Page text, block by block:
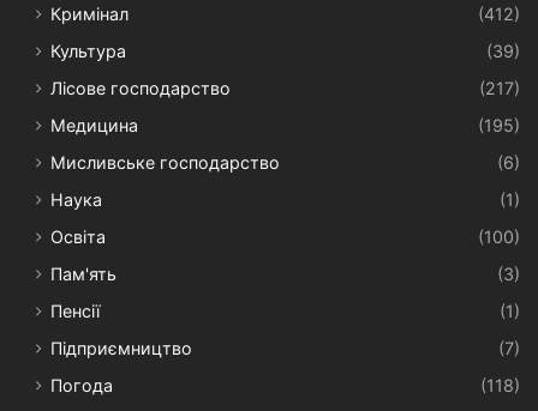
Кримінал
(412)
Культура
(39)
Лісове господарство
(217)
Медицина
(195)
Мисливське господарство
(6)
Наука
(1)
Освіта
(100)
Пам'ять
(3)
Пенсії
(1)
Підприємництво
(7)
Погода
(118)